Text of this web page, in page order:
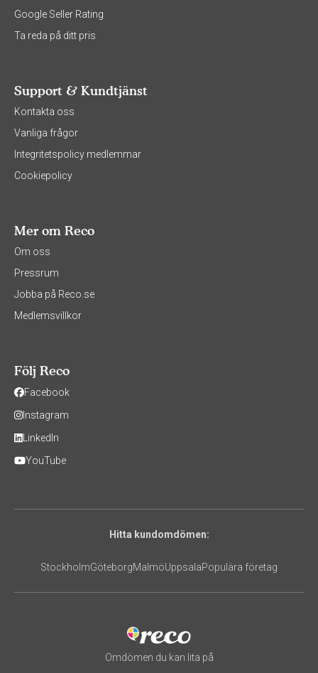
Google Seller Rating
Ta reda på ditt pris
Support & Kundtjänst
Kontakta oss
Vanliga frågor
Integritetspolicy medlemmar
Cookiepolicy
Mer om Reco
Om oss
Pressrum
Jobba på Reco.se
Medlemsvillkor
Följ Reco
Facebook
Instagram
LinkedIn
YouTube
Hitta kundomdömen:
StockholmGöteborgMalmöUppsalaPopulära företag
Omdömen du kan lita på